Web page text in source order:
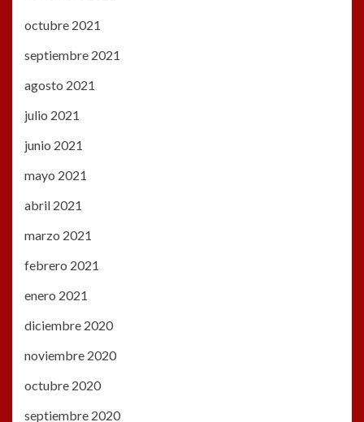
octubre 2021
septiembre 2021
agosto 2021
julio 2021
junio 2021
mayo 2021
abril 2021
marzo 2021
febrero 2021
enero 2021
diciembre 2020
noviembre 2020
octubre 2020
septiembre 2020